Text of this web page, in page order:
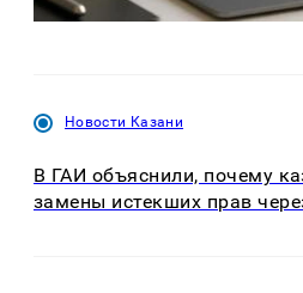
Новости Казани
В ГАИ объяснили, почему
замены истекших прав